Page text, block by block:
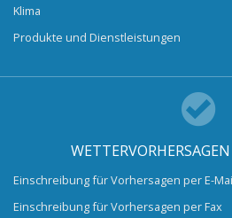
Klima
Produkte und Dienstleistungen
Einschreibung für Vorhersagen per E-
Einschreibung für Vorhersagen per Fax